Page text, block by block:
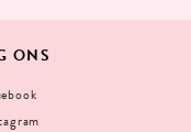
ONS